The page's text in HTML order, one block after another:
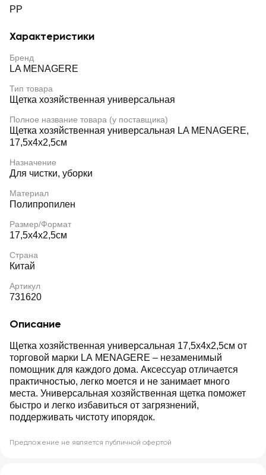
РР
Характеристики
Бренд
LA MENAGERE
Тип товара
Щетка хозяйственная универсальная
Полное название товара (у поставщика)
Щетка хозяйственная универсальная LA MENAGERE,
17,5x4x2,5см
Назначение
Для чистки, уборки
Материал
Полипропилен
Размер/Формат
17,5x4x2,5см
Страна
Китай
Артикул
731620
Описание
Щетка хозяйственная универсальная 17,5x4x2,5см от
торговой марки LA MENAGERE – незаменимый
помощник для каждого дома. Аксессуар отличается
практичностью, легко моется и не занимает много
места. Универсальная хозяйственная щетка поможет
быстро и легко избавиться от загрязнений,
поддерживать чистоту ипорядок.
Предложение не является публичной офертой